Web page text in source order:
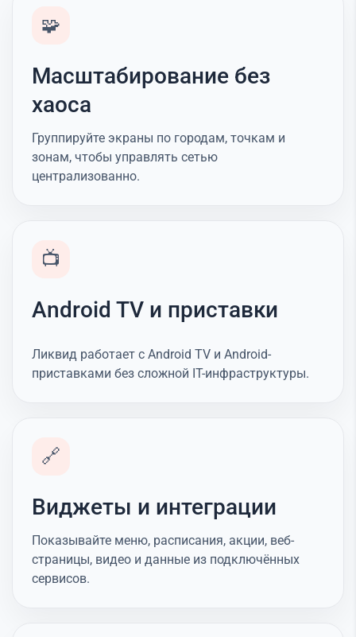
🧩
Масштабирование без
хаоса
Группируйте экраны по городам, точкам и
зонам, чтобы управлять сетью
централизованно.
📺
Android TV и приставки
Ликвид работает с Android TV и Android-
приставками без сложной IT-инфраструктуры.
🔗
Виджеты и интеграции
Показывайте меню, расписания, акции, веб-
страницы, видео и данные из подключённых
сервисов.